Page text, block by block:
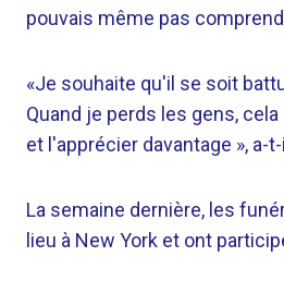
pouvais même pas
«Je souhaite qu'il se soit
Quand je perds les gens,
et l'apprécier davantage », a-
La semaine dernière, les
lieu à New York et ont